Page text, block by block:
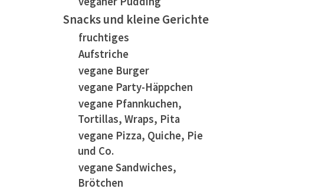
Snacks und kleine Gerichte
fruchtiges
Aufstriche
vegane Burger
vegane Party-Häppchen
vegane Pfannkuchen,
Tortillas, Wraps, Pita
vegane Pizza, Quiche, Pie
und Co.
vegane Sandwiches,
Brötchen